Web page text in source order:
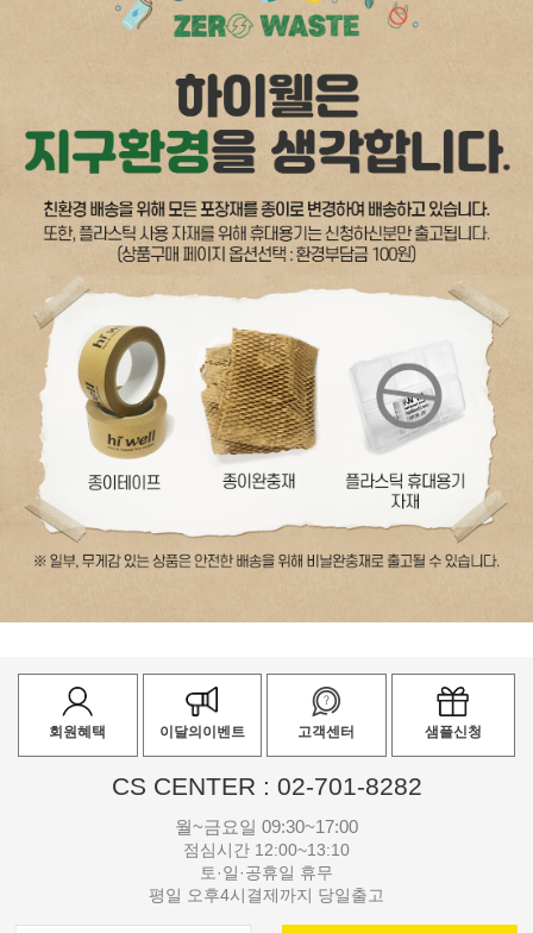
회원혜택 이달의이벤트 고객센터 샘플신청
CS CENTER : 02-701-8282
월~금요일 09:30~17:00
점심시간 12:00~13:10
토·일·공휴일 휴무
평일 오후4시결제까지 당일출고